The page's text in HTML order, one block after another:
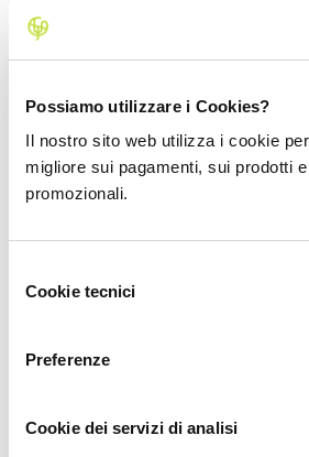
Possiamo utilizzare i Cookies?
Il nostro sito web utilizza i cookie
migliore sui pagamenti, sui prodotti
promozionali.
delCookie tecnici
Preferenze
Cookie dei servizi di analisi
iniziato a piantare alberi da frutto tra
padre Gaetano ha continuato
conseguito una laurea in Economia,
vocazione nei confronti
fin da quando era bambino. Insieme
impegnato nella parte della
Eleonora, compagna di Salvatore,
negli anni, coinvolgendo diverse
Manuela che si occupa della parte
specializzata nella
produzione
coltivazione